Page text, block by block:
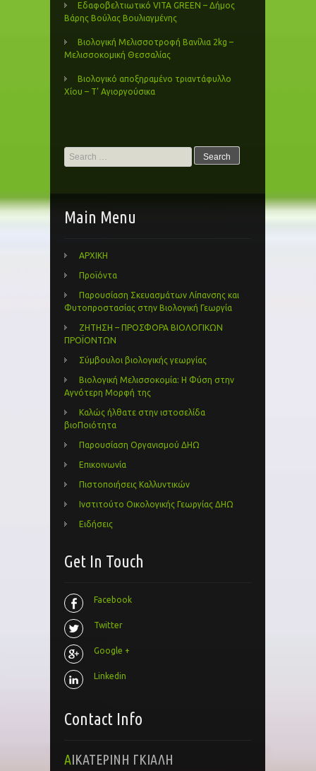
Εδαφοβελτιωτικό VITA GREEN – Δήμος
Βάρης Βούλας Βουλιαγμένης
Βιολογική Μελισσοτροφή Βανίλια 2kg –
Μελισσοκομική Θεσσαλίας
Βιολογικό αποξηραμένο τριαντάφυλλο
Χίου – Τ’ Αγιοργούσικα
Search
for:
Main Menu
ΑΡΧΙΚΗ
Προϊόντα
Παρουσίαση Σκευασμάτων Λίπανσης και
Φυτοπροστασίας στην Βιολογική Γεωργία
ΖΗΤΗΣΗ – ΠΡΟΣΦΟΡΑ ΒΙΟΛΟΓΙΚΩΝ
ΠΡΟΪΟΝΤΩΝ
Σύμβουλοι βιολογικής γεωργίας
Βιολογική Μελισσοκομία: Η Φύση στην
Αγνότερη Μορφή της
Καλώς ήλθατε στην ιστοσελίδα
βιοΠοιότητα
Παρουσίαση Οργανισμού ΔΗΩ
Επικοινωνία
Πιστοποιήσεις Καλλυντικών
Ινστιτούτο Οικολογικής Γεωργίας ΔΗΩ
Ειδήσεις
Get In Touch
Facebook
Twitter
Google +
Linkedin
Contact Info
ΑΙΚΑΤΕΡΙΝΗ ΓΚΙΑΛΗ